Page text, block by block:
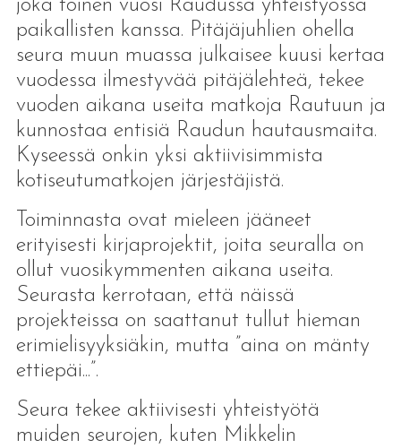
joka toinen vuosi Raudussa yhteistyössä
paikallisten kanssa. Pitäjäjuhlien ohella
seura muun muassa julkaisee kuusi kertaa
vuodessa ilmestyvää pitäjälehteä, tekee
vuoden aikana useita matkoja Rautuun ja
kunnostaa entisiä Raudun hautausmaita.
Kyseessä onkin yksi aktiivisimmista
kotiseutumatkojen järjestäjistä.
Toiminnasta ovat mieleen jääneet
erityisesti kirjaprojektit, joita seuralla on
ollut vuosikymmenten aikana useita.
Seurasta kerrotaan, että näissä
projekteissa on saattanut tullut hieman
erimielisyyksiäkin, mutta ”aina on mänty
ettiepäi...”.
Seura tekee aktiivisesti yhteistyötä
muiden seurojen, kuten Mikkelin